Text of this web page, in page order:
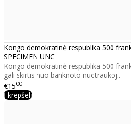
Kongo demokratinė respublika 500
SPECIMEN UNC
Kongo demokratinė respublika 500
gali skirtis nuo banknoto nuotraukoj..
€1500
Į krepšelį